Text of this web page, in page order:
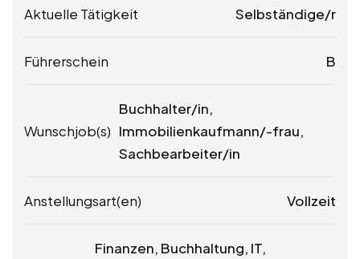
Aktuelle Tätigkeit Selbständige/r
Führerschein B
Wunschjob(s)
Buchhalter/in,
Immobilienkaufmann/-frau,
Sachbearbeiter/in
Anstellungsart(en) Vollzeit
Finanzen, Buchhaltung, IT,